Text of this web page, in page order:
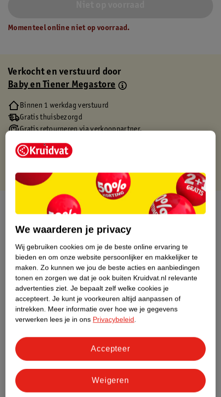
Momenteel online niet op voorraad.
Verkocht en verstuurd door
Baby en Tiener Megastore
Binnen 1 werkdag verstuurd
Gratis thuisbezorgd
Gratis retourneren via verkooppartner.
Gratis punten met je Kruidvat kaart
Over dit product
Productinformatie
Nature Impact Score
Dit product heeft (nog) geen Nature
Impact Score.
Meer informatie
Bekijk ook
Alle Wandplanken
We waarderen je privacy
Wij gebruiken cookies om je de beste online ervaring te
bieden en om onze website persoonlijker en makkelijker te
maken. Zo kunnen we jou de beste acties en aanbiedingen
tonen en zorgen we dat je ook buiten Kruidvat.nl relevante
advertenties ziet. Je bepaalt zelf welke cookies je
accepteert. Je kunt je voorkeuren altijd aanpassen of
intrekken. Meer informatie over hoe we je gegevens
verwerken lees je in ons Privacybeleid.
Weigeren
Accepteer